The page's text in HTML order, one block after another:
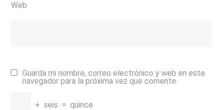
Web
Guarda mi nombre, correo electrónico y web en este
navegador para la próxima vez que comente.
+ seis = quince